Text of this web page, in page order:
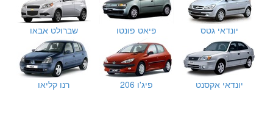
יונדאי גטס פיאט פונטו שברולט אבאו
יונדאי אקסנט פיג'ו 206 רנו קליאו